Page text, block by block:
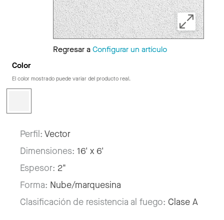
Regresar aConfigurar un artículo
Color
El color mostrado puede variar del producto real.
Perfil: Vector
Dimensiones: 16' x 6'
Espesor: 2"
Forma: Nube/marquesina
Clasificación de resistencia al fuego: Clase A